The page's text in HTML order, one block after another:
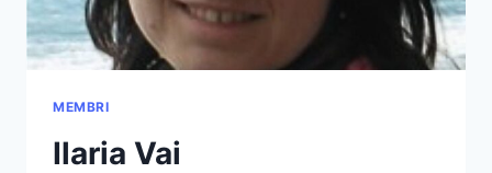
MEMBRI
Ilaria Vai